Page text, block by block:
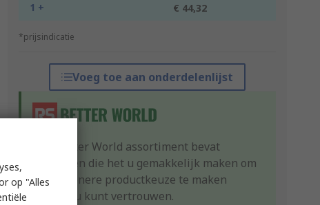
1 + € 44,32
*prijsindicatie
Voeg toe aan onderdelenlijst
Ons Better World assortiment bevat
producten die het u gemakkelijk maken om
een groenere productkeuze te maken
waarop u kunt vertrouwen.
op "Alles